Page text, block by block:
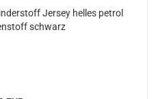
Jersey helles petrol
schwarz